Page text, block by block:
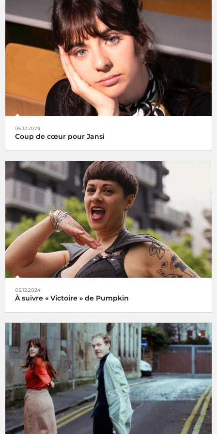
Tels des oiseaux migrateurs à partir du lundi 16 décembre
2024 retrouvez nos rubriquesCoup de cœur
non plus ici (sur radiofrance.com) mais là, à savoir sur la
plateforme
06.12.2024
Coup de cœur pour Jansi
Le choix de Jansi
05.12.2024
À suivre « Victoire » de Pumpkin
Veni, vidi, vici !